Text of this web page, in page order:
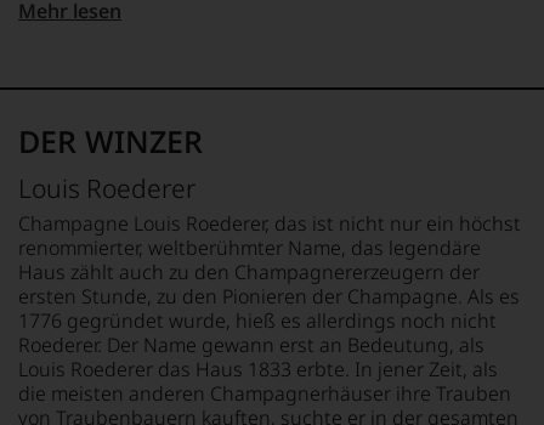
auflagenstärkste
Gourmetmagazin
Seit
befindet
das
Magazin
mehrheitlich
im
Besitz
der
Familie
Rosam,
2017
TRINKTEMPERATUR
ALKOHOLGEHALT
GESCHMACK
Mehr lesen
DER WINZER
Louis Roederer
Champagne Louis Roederer, das ist nicht nur ein höchst
renommierter, weltberühmter Name, das legendäre
Haus zählt auch zu den Champagnererzeugern der
ersten Stunde, zu den Pionieren der Champagne. Als es
1776 gegründet wurde, hieß es allerdings noch nicht
Roederer. Der Name gewann erst an Bedeutung, als
Louis Roederer das Haus 1833 erbte. In jener Zeit, als
die meisten anderen Champagnerhäuser ihre Trauben
von Traubenbauern kauften, suchte er in der gesamten